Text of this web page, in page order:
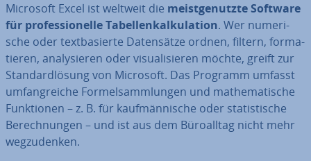
Microsoft Excel ist weltweit die meist­ge­nutz­te Software
für pro­fes­sio­nel­le Ta­bel­len­kal­ku­la­ti­on. Wer nu­me­ri­
sche oder text­ba­sier­te Da­ten­sät­ze ordnen, filtern, for­ma­
tie­ren, ana­ly­sie­ren oder vi­sua­li­sie­ren möchte, greift zur
Stan­dard­lö­sung von Microsoft. Das Programm umfasst
um­fang­rei­che For­mel­samm­lun­gen und ma­the­ma­ti­sche
Funk­tio­nen – z. B. für kauf­män­ni­sche oder sta­tis­ti­sche
Be­rech­nun­gen – und ist aus dem Bü­ro­all­tag nicht mehr
weg­zu­den­ken.